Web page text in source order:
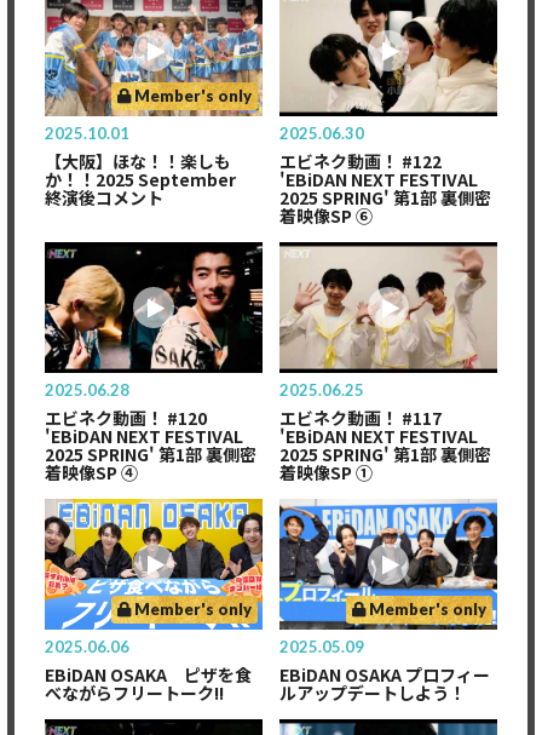
Member's only
2025.10.01
【大阪】ほな！！楽しも
か！！2025 September
終演後コメント
2025.06.30
エビネク動画！ #122
'EBiDAN NEXT FESTIVAL
2025 SPRING' 第1部 裏側密
着映像SP ⑥
2025.06.28
エビネク動画！ #120
'EBiDAN NEXT FESTIVAL
2025 SPRING' 第1部 裏側密
着映像SP ④
2025.06.25
エビネク動画！ #117
'EBiDAN NEXT FESTIVAL
2025 SPRING' 第1部 裏側密
着映像SP ①
Member's only
2025.06.06
EBiDAN OSAKA ピザを食
べながらフリートーク!!
Member's only
2025.05.09
EBiDAN OSAKA プロフィー
ルアップデートしよう！